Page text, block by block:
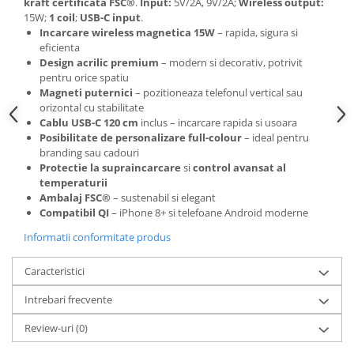
Camasi
Pantaloni
Pantaloni cu pieptar
Hanorace
Jachete
Impermeabile
Veste
Reflectorizante
Incaltaminte
Incaltaminte de lucru si protectie
Incaltaminte de oras si munte
Echipamente medicale
Manusi de protectie
Accesorii pentru protectia capului
Casti de protectie
Antifoane
15W; 1 coil; USB-C input.
Incarcare wireless magnetica 15W– rapida, sigura si
eficienta
Design acrilic premium – modern si decorativ, potrivit
pentru orice spatiu
Magneti puternici – pozitioneaza telefonul vertical sau
orizontal cu stabilitate
Cablu USB-C 120 cm inclus – incarcare rapida si usoara
Posibilitate de personalizare full-colour– ideal pentru
branding sau cadouri
Protectie la supraincarcare sicontrol avansat al
temperaturii
Ambalaj FSC®– sustenabil si elegant
Compatibil QI – iPhone 8+ si telefoane Android moderne
Informatii conformitate produs
Caracteristici
Intrebari frecvente
Review-uri(0)